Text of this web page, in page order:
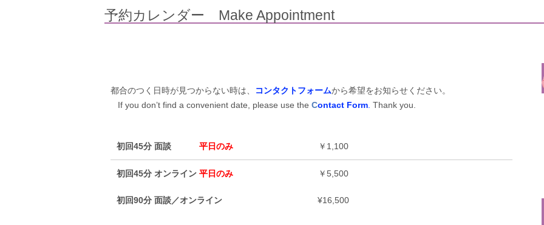
予約カレンダー Make Appointment
都合のつく日時が見つからない時は、 コンタクトフォームから希望をお知らせください。
If you don’t find a convenient date, please use the Contact Form Thank you.
初回45分 面談 平日のみ ￥1,100
初回45分 オンライン 平日のみ ￥5,500
初回90分 面談／オンライン ¥16,500